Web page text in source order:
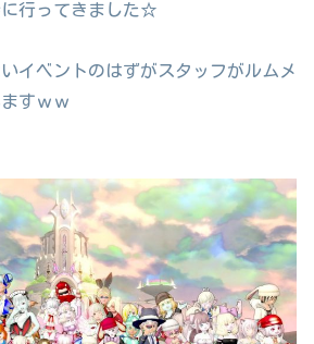
行ってきました☆
イベントのはずがスタッフがルムメ
すｗｗ